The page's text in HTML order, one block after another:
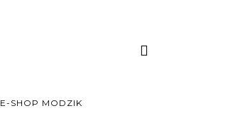
E-SHOP MODZIK